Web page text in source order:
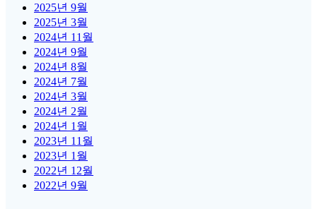
2025년 9월
2025년 3월
2024년 11월
2024년 9월
2024년 8월
2024년 7월
2024년 3월
2024년 2월
2024년 1월
2023년 11월
2023년 1월
2022년 12월
2022년 9월